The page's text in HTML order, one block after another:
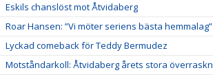
Eskils chanslöst mot Åtvidaberg
Roar Hansen: ”Vi möter seriens bästa hemmalag”
Lyckad comeback för Teddy Bermudez
Motståndarkoll: Åtvidaberg årets stora